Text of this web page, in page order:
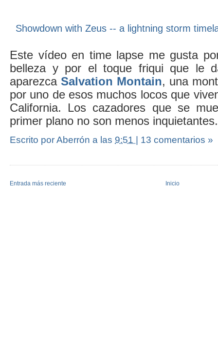
Showdown with Zeus -- a lightning storm
Este vídeo en time lapse me gusta
belleza y por el toque friqui que le
aparezca Salvation Montain, una
por uno de esos muchos locos que
California. Los cazadores que se
primer plano no son menos
Escrito por Aberrón a las 9:51 | 13 comentarios »
Entrada más reciente Inicio